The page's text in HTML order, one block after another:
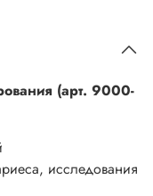
(арт. 9000-
исследования